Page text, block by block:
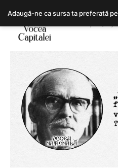
content
Bucureștiul,
Adaugă-ne ca sursa ta preferată